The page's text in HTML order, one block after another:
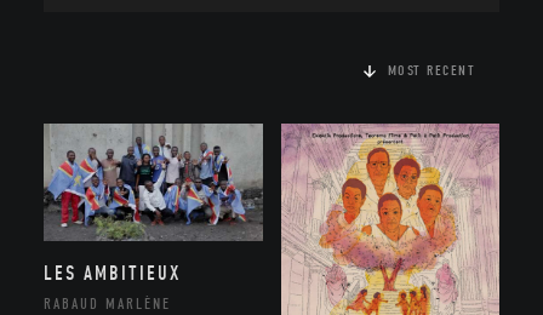
MOST RECENT
LES AMBITIEUX
RABAUD MARLÈNE